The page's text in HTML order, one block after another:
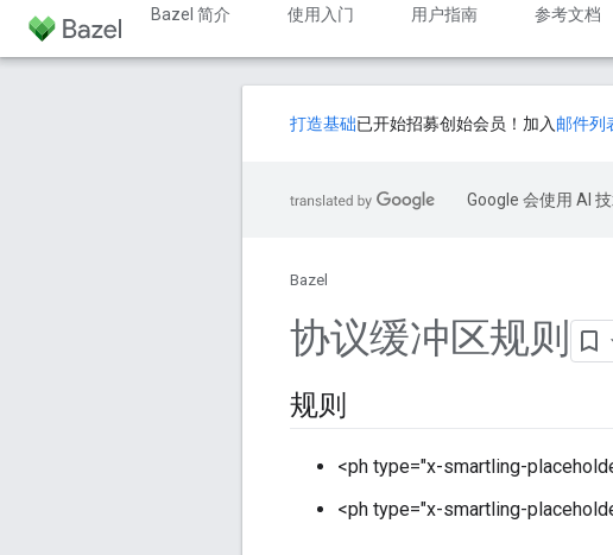
Bazel 简介 使用入门 用户指南 参考文档
打造基础已开始招募创始会员！加入 邮件列
Google 会使用 AI
Bazel
协议缓冲区规则
规则
<ph type="x-smartling-
<ph type="x-smartling-